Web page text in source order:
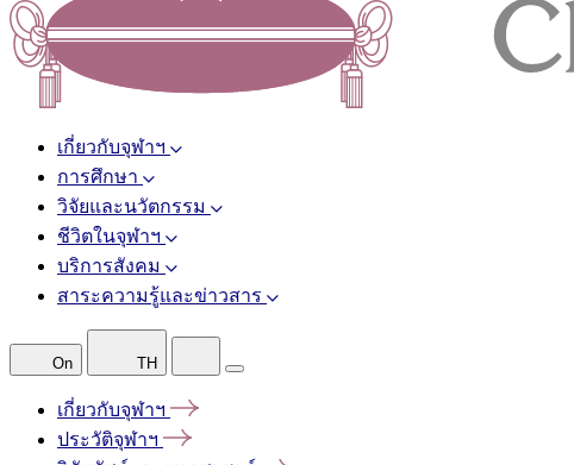
เกี่ยวกับจุฬาฯ
การศึกษา
วิจัยและนวัตกรรม
ชีวิตในจุฬาฯ
บริการสังคม
สาระความรู้และข่าวสาร
On TH
เกี่ยวกับจุฬาฯ
ประวัติจุฬาฯ